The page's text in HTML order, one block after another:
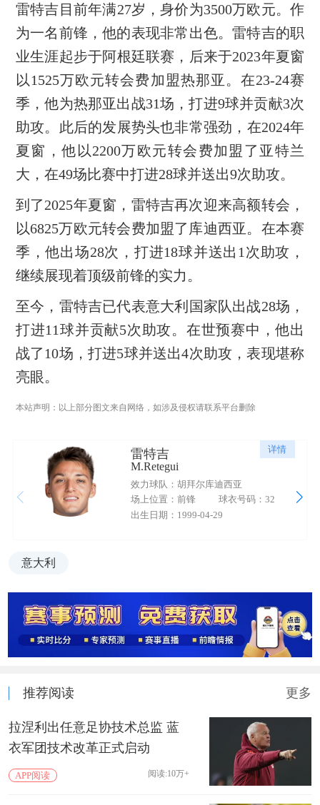
雷特吉目前年满27岁，身价为3500万欧元。作
为一名前锋，他的表现非常出色。雷特吉的职
业生涯起步于阿根廷联赛，后来于2023年夏窗
以1525万欧元转会费加盟热那亚。在23-24赛
季，他为热那亚出战31场，打进9球并贡献3次
助攻。此后的发展势头也非常强劲，在2024年
夏窗，他以2200万欧元转会费加盟了亚特兰
大，在49场比赛中打进28球并送出9次助攻。
到了2025年夏窗，雷特吉再次迎来高额转会，
以6825万欧元转会费加盟了库迪西亚。在本赛
季，他出场28次，打进18球并送出1次助攻，
继续展现着顶级前锋的实力。
至今，雷特吉已代表意大利国家队出战28场，
打进11球并贡献5次助攻。在世预赛中，他出
战了10场，打进5球并送出4次助攻，表现堪称
亮眼。
本站声明：以上部分图文来自网络，如涉及侵权请联系平台删除
详情
雷特吉
M.Retegui
效力球队：胡拜尔库迪西亚
场上位置：前锋
球衣号码：32
出生日期：1999-04-29
意大利
推荐阅读 更多
拉涅利出任意足协技术总监 蓝
衣军团技术改革正式启动
APP阅读 阅读:10万+